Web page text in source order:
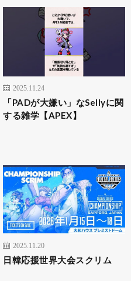
2025.11.24
「PADが大嫌い」なSellyに関
する雑学【APEX】
2025.11.20
日韓応援世界大会スクリム